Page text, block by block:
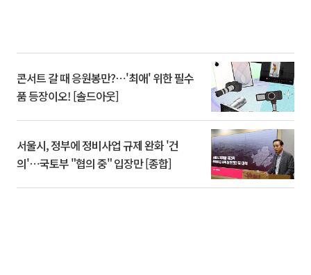
콘서트 갈 때 응원봉만?⋯'최애' 위한 필수
품 등장이오! [솔드아웃]
서울시, 정부에 정비사업 규제 완화 '건
의'⋯국토부 "협의 중" 입장만 [종합]